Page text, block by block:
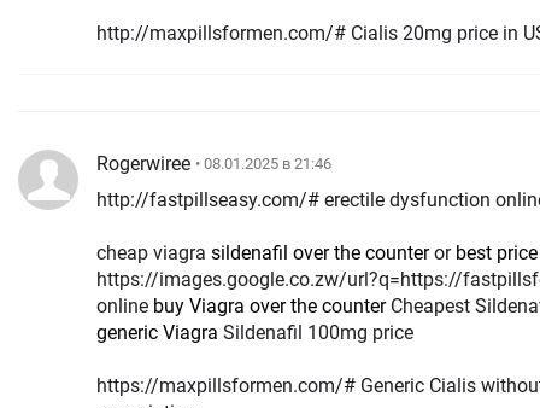
http://maxpillsformen.com/# Cialis 20mg price in
Rogerwiree • 08.01.2025 в 21:46
http://fastpillseasy.com/# erectile dysfunction
cheap viagra sildenafil over the counteror best
https://images.google.co.zw/url?q=https://
online buy Viagra over the counterCheapest
generic Viagra Sildenafil 100mg price
https://maxpillsformen.com/# Generic Cialis